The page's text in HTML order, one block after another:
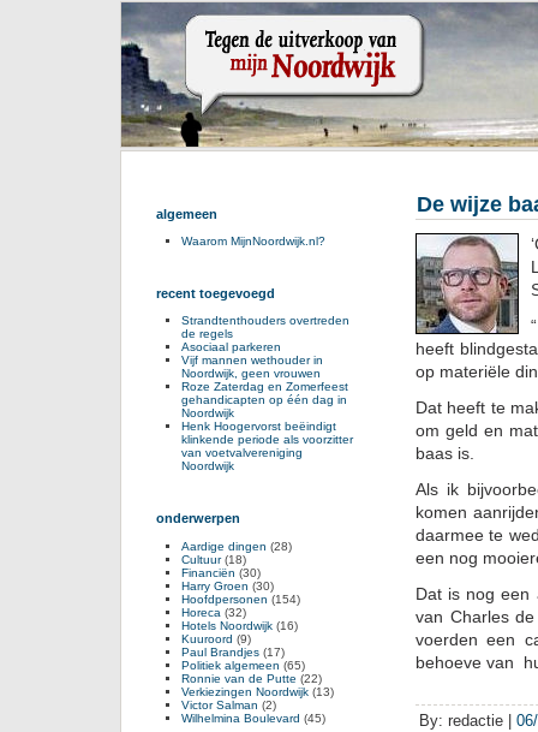
De wijze
heeft
op materiële
Dat heeft te
om geld en
baas is.
Als ik
komen
daarmee te
een nog
Dat is nog een
van Charles
voerden een
behoeve van
By: redactie |
algemeen
Waarom MijnNoordwijk.nl?
recent toegevoegd
Strandtenthouders overtreden
de regels
Asociaal parkeren
Vijf mannen wethouder in
Noordwijk, geen vrouwen
Roze Zaterdag en Zomerfeest
gehandicapten op één dag in
Noordwijk
Henk Hoogervorst beëindigt
klinkende periode als voorzitter
van voetvalvereniging
Noordwijk
onderwerpen
Aardige dingen (28)
Cultuur(18)
Financiën (30)
Harry Groen (30)
Hoofdpersonen (154)
Horeca (32)
Hotels Noordwijk (16)
Kuuroord (9)
Paul Brandjes (17)
Politiek algemeen (65)
Ronnie van de Putte (22)
Verkiezingen Noordwijk (13)
Victor Salman (2)
Wilhelmina Boulevard (45)